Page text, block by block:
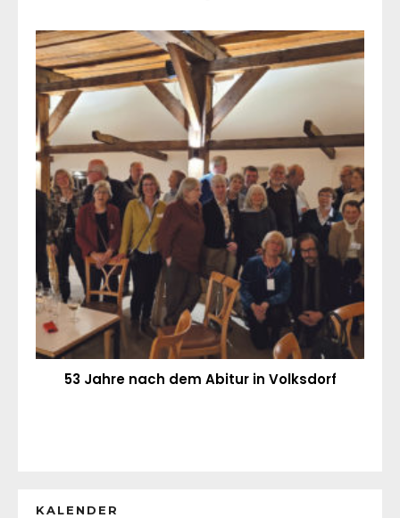
53 Jahre nach dem Abitur in Volksdorf
KALENDER